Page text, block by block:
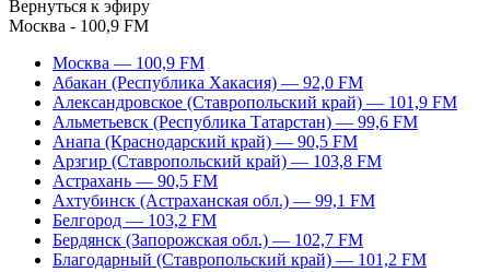
Вернуться к эфиру
Москва - 100,9 FM
Москва — 100,9 FM
Абакан (Республика Хакасия) — 92,0 FM
Александровское (Ставропольский край) — 101,9 FM
Альметьевск (Республика Татарстан) — 99,6 FM
Анапа (Краснодарский край) — 90,5 FM
Арзгир (Ставропольский край) — 103,8 FM
Астрахань — 90,5 FM
Ахтубинск (Астраханская обл.) — 99,1 FM
Белгород — 103,2 FM
Бердянск (Запорожская обл.) — 102,7 FM
Благодарный (Ставропольский край) — 101,2 FM